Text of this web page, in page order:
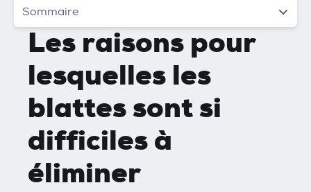
Sommaire
Les raisons pour
lesquelles les
blattes sont si
difficiles à
éliminer